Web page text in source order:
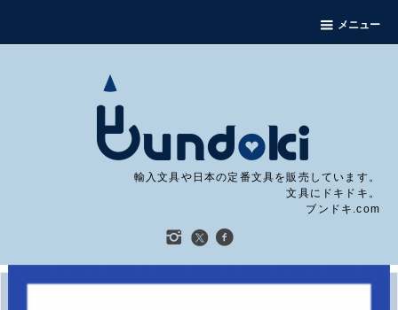
メニュー
輸入文具や日本の定番文具を販売しています。
文具にドキドキ。
ブンドキ.com